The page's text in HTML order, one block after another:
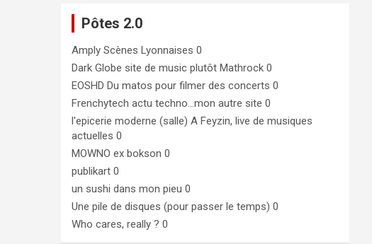
Pôtes 2.0
Amply Scènes Lyonnaises 0
Dark Globe site de music plutôt Mathrock 0
EOSHD Du matos pour filmer des concerts 0
Frenchytech actu techno…mon autre site 0
l'epicerie moderne (salle) A Feyzin, live de musiques
actuelles 0
MOWNO ex bokson 0
publikart 0
un sushi dans mon pieu 0
Une pile de disques (pour passer le temps) 0
Who cares, really ? 0